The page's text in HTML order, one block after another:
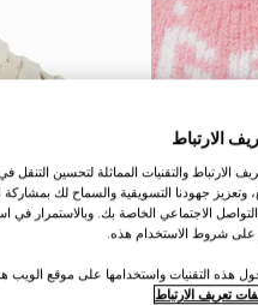
الارتباط
الارتباط والتقنيات المماثلة لتحسين التنقل
وتعزيز جهودنا التسويقية والسماح لك
الاجتماعي الخاصة بك. وبالاستمرار في
على شروط الاستخدام هذه.
هذه التقنيات واستخدامها على موقع الويب
تعريف الارتباط